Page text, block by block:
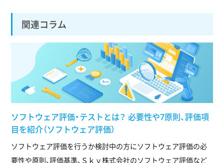
関連コラム
ソフトウェア評価・テストとは？ 必要性や7原則、評価項
目を紹介（ソフトウェア評価）
ソフトウェア評価を行うか検討中の方にソフトウェア評価の必
要性や原則、評価基準、Ｓｋｙ株式会社のソフトウェア評価など